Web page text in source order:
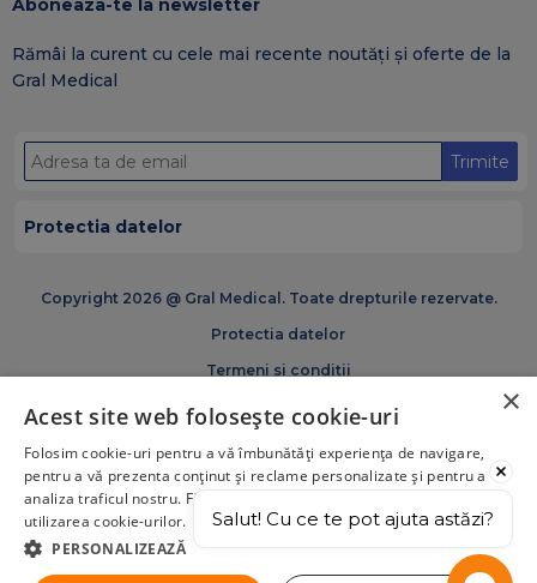
Solicita programare
Aboneaza-te la newsletter
Rămâi la curent cu cele mai recente noutăți și oferte de la
Gral Medical
Trimite
Protectia datelor
Copyright 2026 @ Gral Medical. Toate drepturile rezervate.
Protectia datelor
Termeni si conditii
Politica de cookies
Salut! Cu ce te pot ajuta astăzi?
×
Acest site web folosește cookie-uri
Folosim cookie-uri pentru a vă îmbunătăți experiența de navigare,
pentru a vă prezenta conținut și reclame personalizate și pentru a
analiza traficul nostru. Făcând click pe „Acceptă tot”, acceptați
utilizarea cookie-urilor.
PERSONALIZEAZĂ